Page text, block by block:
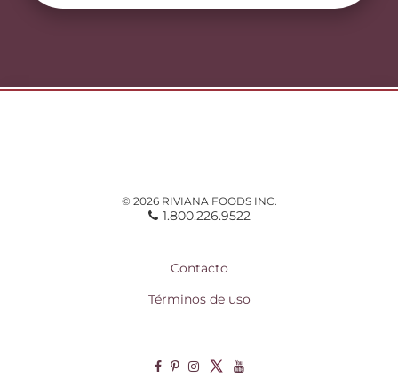
© 2026 RIVIANA FOODS INC.
1.800.226.9522
Contacto
Términos de uso